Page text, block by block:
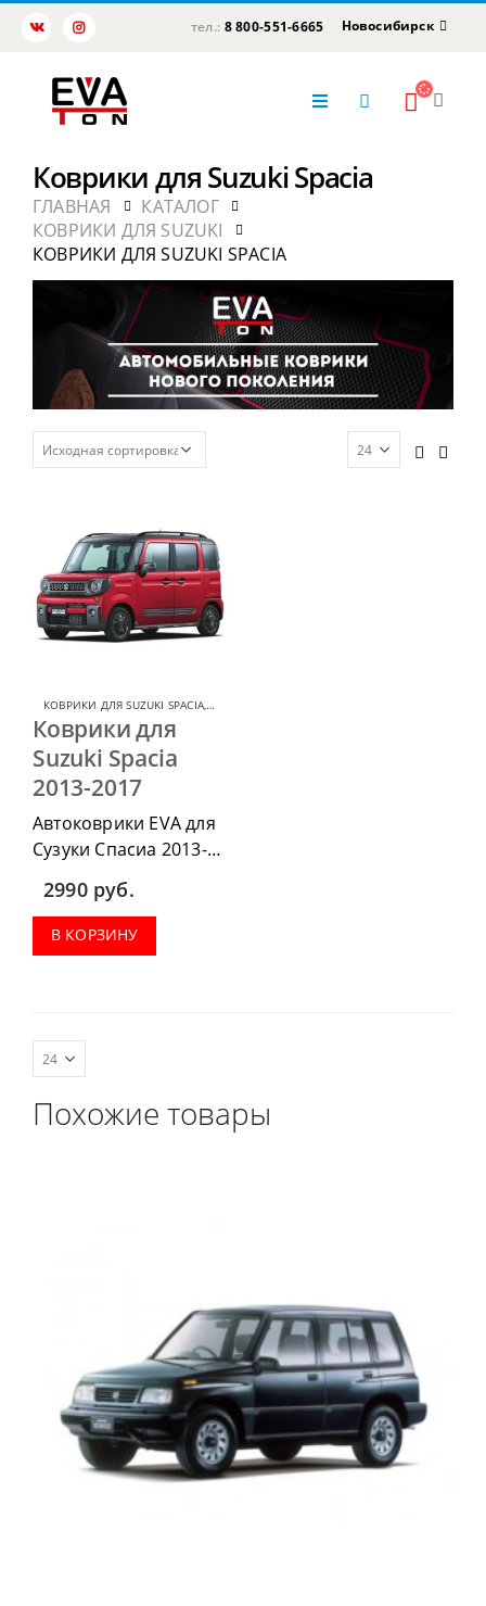
тел.: 8 800-551-6665 Новосибирск
Коврики для Suzuki Spacia
ГЛАВНАЯ
КАТАЛОГ
КОВРИКИ ДЛЯ SUZUKI
КОВРИКИ ДЛЯ SUZUKI SPACIA
КОВРИКИ ДЛЯ SUZUKI SPACIA, КОВРИКИ ДЛЯ SUZUKI
Коврики для
Suzuki Spacia
2013-2017
Автоковрики EVA для
Сузуки Спасиа 2013-
2017 можно
приобрести в
комплектации:
водительский коврик,
2990 руб.
В КОРЗИНУ
Похожие товары